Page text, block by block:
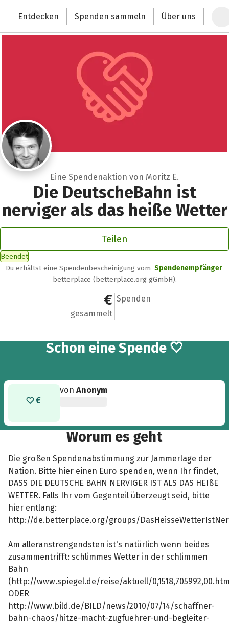
Deutschlands größte Spendenplattform
Entdecken Spenden sammeln Über uns
Eine Spendenaktion von Moritz E.
Die DeutscheBahn ist
nerviger als das heiße Wetter
Teilen
Beendet
Du erhältst eine Spendenbescheinigung vom Spendenempfänger
betterplace (betterplace.org gGmbH).
2 €
gesammelt
1
Spenden
Schon eine Spende 🤍
vonAnonym
Worum es geht
Die großen Spendenabstimmung zur Jammerlage der
Nation. Bitte hier einen Euro spenden, wenn Ihr findet,
DASS DIE DEUTSCHE BAHN NERVIGER IST ALS DAS HEIßE
WETTER. Falls Ihr vom Gegenteil überzeugt seid, bitte
hier entlang:
http://de.betterplace.org/groups/
Am alleranstrengendsten ist's natürlich wenn beides
zusammentrifft: schlimmes Wetter in der schlimmen
Bahn
(http://www.spiegel.de/reise/aktuell/
ODER
http://www.bild.de/BILD/news/2010/07/14/schaffner-
bahn-chaos/hitze-macht-zugfuehrer-und-begleiter-